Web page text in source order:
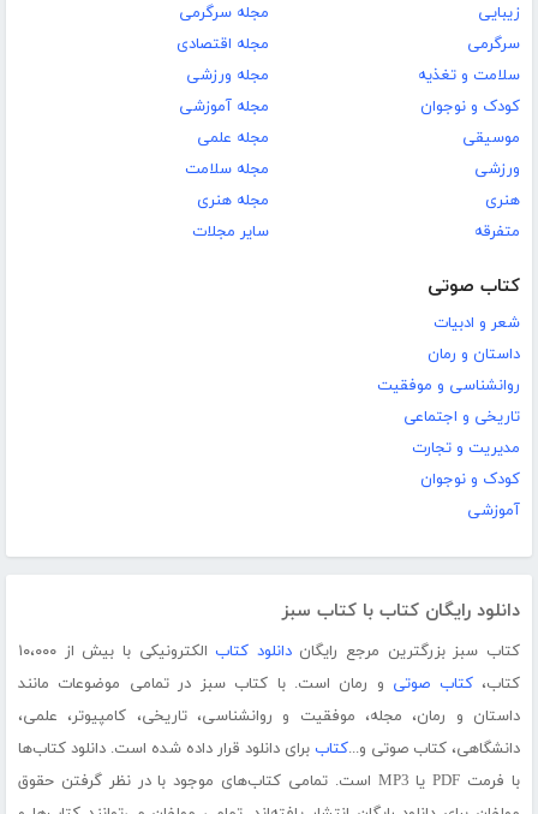
زیبایی
سرگرمی
سلامت و تغذیه
کودک و نوجوان
موسیقی
ورزشی
هنری
متفرقه
مجله سرگرمی
مجله اقتصادی
مجله ورزشی
مجله آموزشی
مجله علمی
مجله سلامت
مجله هنری
سایر مجلات
کتاب صوتی
شعر و ادبیات
داستان و رمان
روانشناسی و موفقیت
تاریخی و اجتماعی
مدیریت و تجارت
کودک و نوجوان
آموزشی
دانلود رایگان کتاب با کتاب سبز
کتاب سبز بزرگترین مرجع رایگاندانلود کتاب
الکترونیکی با بیش از ۱۰،۰۰۰
کتاب،کتاب صوتی و رمان است. با کتاب سبز در تمامی موضوعات مانند
داستان و رمان، مجله، موفقیت و روانشناسی، تاریخی، کامپیوتر، علمی،
دانشگاهی، کتاب صوتی و...کتاب برای دانلود قرار داده شده است. دانلود کتاب‌ها
با فرمت PDF یا MP3 است. تمامی کتاب‌های موجود با در نظر گرفتن حقوق